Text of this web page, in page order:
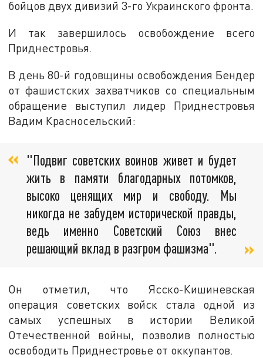
бойцов двух дивизий 3-го Украинского фронта.
И так завершилось освобождение всего
Приднестровья.
В день 80-й годовщины освобождения Бендер
от фашистских захватчиков со специальным
обращение выступил лидер Приднестровья
Вадим Красносельский:
"Подвиг советских воинов живет и будет
жить в памяти благодарных потомков,
высоко ценящих мир и свободу. Мы
никогда не забудем исторической правды,
ведь именно Советский Союз внес
решающий вклад в разгром фашизма".
Он отметил, что Ясско-Кишиневская
операция советских войск стала одной из
самых успешных в истории Великой
Отечественной войны, позволив полностью
освободить Приднестровье от оккупантов.